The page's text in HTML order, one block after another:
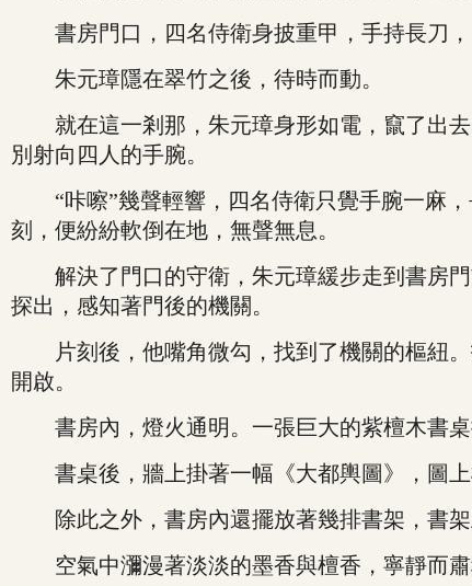
書房門口，四名侍衛身披重甲，手持長刀，
朱元璋隱在翠竹之後，待時而動。
就在這一剎那，朱元璋身形如電，竄了出去
別射向四人的手腕。
“咔嚓”幾聲輕響，四名侍衛只覺手腕一麻，
刻，便紛紛軟倒在地，無聲無息。
解決了門口的守衛，朱元璋緩步走到書房門
探出，感知著門後的機關。
片刻後，他嘴角微勾，找到了機關的樞紐。
開啟。
書房內，燈火通明。一張巨大的紫檀木書桌
書桌後，牆上掛著一幅《大都輿圖》，圖上
除此之外，書房內還擺放著幾排書架，書架
空氣中瀰漫著淡淡的墨香與檀香，寧靜而肅